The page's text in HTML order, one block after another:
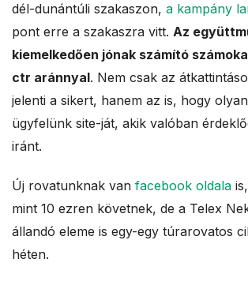
dél-dunántúli szakaszon, a kampány
pont erre a szakaszra vitt. Az
kiemelkedően jónak számító
ctr aránnyal. Nem csak az
jelenti a sikert, hanem az is, hogy
ügyfelünk site-ját, akik valóban
iránt.
Új rovatunknak van facebook oldala
mint 10 ezren követnek, de a Telex
állandó eleme is egy-egy túrarovatos
héten.